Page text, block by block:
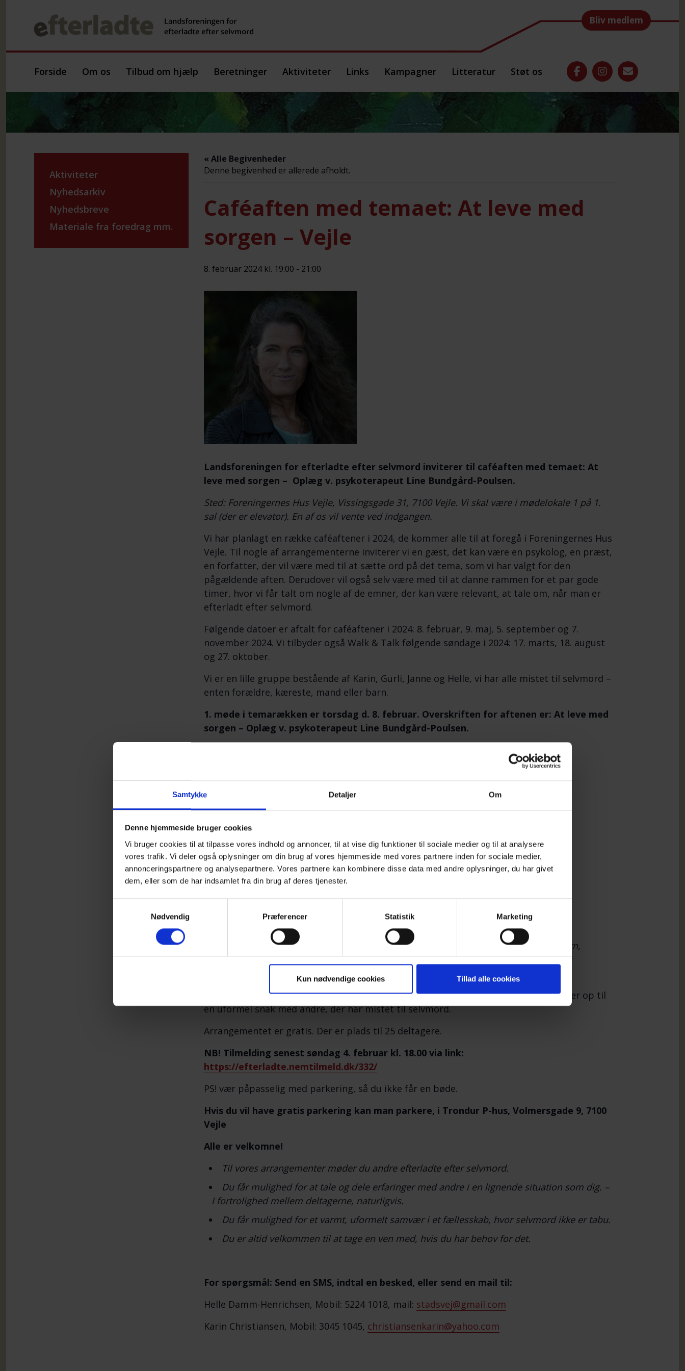
Samtykke Detaljer Om
Denne hjemmeside bruger cookies
Vi bruger cookies til at tilpasse vores indhold og annoncer, til at vise dig funktioner til sociale medier og til at analysere
vores trafik. Vi deler også oplysninger om din brug af vores hjemmeside med vores partnere inden for sociale medier,
annonceringspartnere og analysepartnere. Vores partnere kan kombinere disse data med andre oplysninger, du har givet
dem, eller som de har indsamlet fra din brug af deres tjenester.
Nødvendig
Præferencer Statistik Marketing
Kun nødvendige cookies Tillad alle cookies
Bliv medlem
Forside Om os Tilbud om hjælp Beretninger Aktiviteter Links Kampagner Litteratur Støt os
« Alle Begivenheder
Denne begivenhed er allerede afholdt.
Caféaften med temaet: At leve med
sorgen – Vejle
8. februar 2024 kl. 19:00 - 21:00
Landsforeningen for efterladte efter selvmord inviterer til caféaften med temaet: At
leve med sorgen – Oplæg v. psykoterapeut Line Bundgård-Poulsen.
Sted: Foreningernes Hus Vejle, Vissingsgade 31, 7100 Vejle. Vi skal være i mødelokale 1 på 1.
sal (der er elevator). En af os vil vente ved indgangen.
Vi har planlagt en række caféaftener i 2024, de kommer alle til at foregå i Foreningernes Hus
Vejle. Til nogle af arrangementerne inviterer vi en gæst, det kan være en psykolog, en præst,
en forfatter, der vil være med til at sætte ord på det tema, som vi har valgt for den
pågældende aften. Derudover vil også selv være med til at danne rammen for et par gode
timer, hvor vi får talt om nogle af de emner, der kan være relevant, at tale om, når man er
efterladt efter selvmord.
Følgende datoer er aftalt for caféaftener i 2024: 8. februar, 9. maj, 5. september og 7.
november 2024. Vi tilbyder også Walk & Talk følgende søndage i 2024: 17. marts, 18. august
og 27. oktober.
Vi er en lille gruppe bestående af Karin, Gurli, Janne og Helle, vi har alle mistet til selvmord –
enten forældre, kæreste, mand eller barn.
1. møde i temarækken er torsdag d. 8. februar. Overskriften for aftenen er: At leve med
sorgen – Oplæg v. psykoterapeut Line Bundgård-Poulsen.
Lidt om 2-sporsmodellen og lidt om senfølger som efterladt.
Hvordan lever man med sorgen efter et selvmord.
Kunsten at bede om hjælp
Med berøringsangsten som modstander.
Kærlighed har mange ansigter.
Spørgsmål fra deltagerne til mig.
Line Bundgård-Poulsen er 56 år. Mor til 2 døtre på 25 og 27. Selvstændig familie- og
psykoterapeut, gruppeleder hos Børnecancer Fonden og Foreningen Cancerramte Børn,
underviser Psykoterapeutisk Institut i ”Tab, sorg og adskillelse”, børnebogsforfatter og
https://viewoftheheart.dk/
Til mødet byder vi på en kop kaffe/te med lidt sødt eller sundt til. Vi håber, du møder op til
en uformel snak med andre, der har mistet til selvmord.
Arrangementet er gratis. Der er plads til 25 deltagere.
NB! Tilmelding senest søndag 4. februar kl. 18.00 via link:
https://efterladte.nemtilmeld.dk/332/
PS! vær påpasselig med parkering, så du ikke får en bøde.
Hvis du vil have gratis parkering kan man parkere, i Trondur P-hus, Volmersgade 9, 7100
Vejle
Alle er velkomne!
Til vores arrangementer møder du andre efterladte efter selvmord.
Du får mulighed for at tale og dele erfaringer med andre i en lignende situation som dig. –
I fortrolighed mellem deltagerne, naturligvis.
Du får mulighed for et varmt, uformelt samvær i et fællesskab, hvor selvmord ikke er tabu.
Du er altid velkommen til at tage en ven med, hvis du har behov for det.
For spørgsmål: Send en SMS, indtal en besked, eller send en mail til:
Helle Damm-Henrichsen, Mobil: 5224 1018, mail: stadsvej@gmail.com
Karin Christiansen, Mobil: 3045 1045, christiansenkarin@yahoo.com
Aktiviteter
Nyhedsarkiv
Nyhedsbreve
Materiale fra foredrag mm.